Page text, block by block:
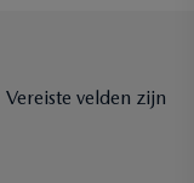
Vereiste velden zijn